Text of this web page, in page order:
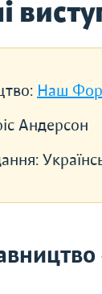
Наш
Андерсон